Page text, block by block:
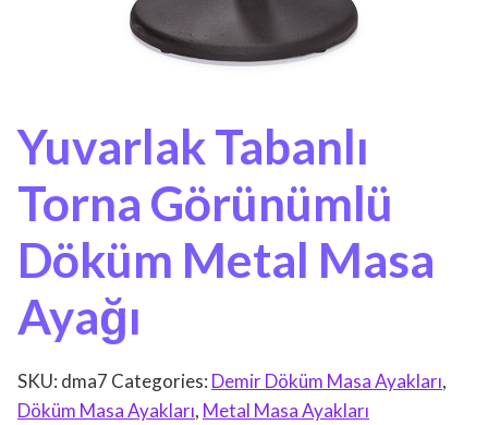
Yuvarlak Tabanlı
Torna Görünümlü
Döküm Metal Masa
Ayağı
SKU: dma7 Categories: Demir Döküm Masa Ayakları,
Döküm Masa Ayakları, Metal Masa Ayakları